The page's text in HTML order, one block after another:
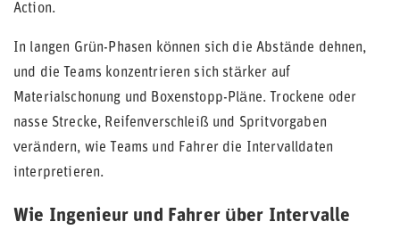
Action.
In langen Grün-Phasen können sich die Abstände dehnen,
und die Teams konzentrieren sich stärker auf
Materialschonung und Boxenstopp-Pläne. Trockene oder
nasse Strecke, Reifenverschleiß und Spritvorgaben
verändern, wie Teams und Fahrer die Intervalldaten
interpretieren.
Wie Ingenieur und Fahrer über Intervalle